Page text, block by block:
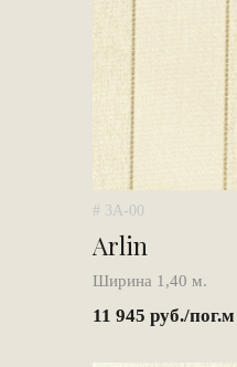
# 3A-00
Arlin
Ширина 1,40 м.
11 945 руб./пог.м